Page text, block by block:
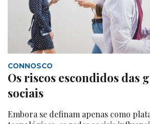
CONNOSCO
Os riscos escondidos das
sociais
Embora se definam apenas como